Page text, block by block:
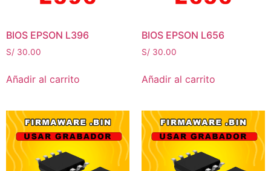
BIOS EPSON L396
S/ 30.00
Añadir al carrito
BIOS EPSON L656
S/ 30.00
Añadir al carrito